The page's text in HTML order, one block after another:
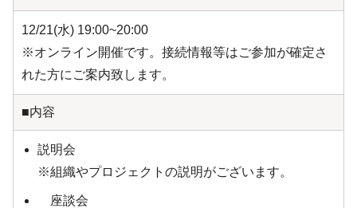
12/21(水) 19:00~20:00
※オンライン開催です。接続情報等はご参加が確定さ
れた方にご案内致します。
■内容
説明会
※組織やプロジェクトの説明がございます。
座談会